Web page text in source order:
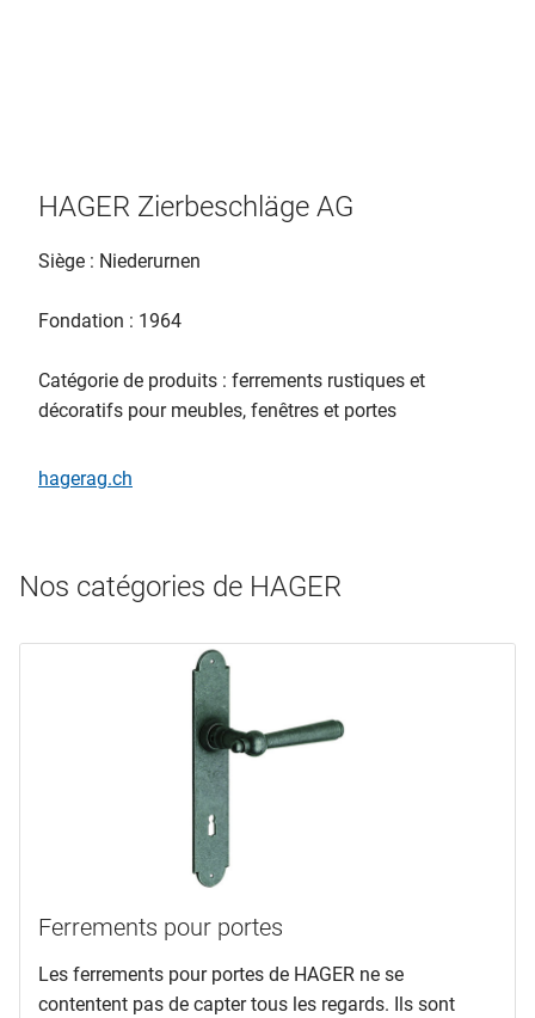
HAGER Zierbeschläge AG
Siège : Niederurnen
Fondation : 1964
Catégorie de produits : ferrements rustiques et
décoratifs pour meubles, fenêtres et portes
hagerag.ch
Nos catégories de HAGER
Ferrements pour portes
Les ferrements pour portes de HAGER ne se
contentent pas de capter tous les regards. Ils sont